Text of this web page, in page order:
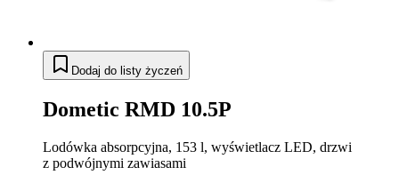
Dodaj do listy życzeń
Dometic RMD 10.5P
Lodówka absorpcyjna, 153 l, wyświetlacz LED, drzwi
z podwójnymi zawiasami